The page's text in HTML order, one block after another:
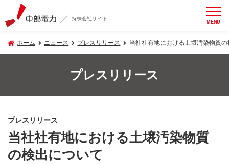
持株会社サイト MENU
ホーム ニュース プレスリリース 当社社有地における土壌汚染物質
プレスリリース
プレスリリース
当社社有地における土壌汚染物質
の検出について